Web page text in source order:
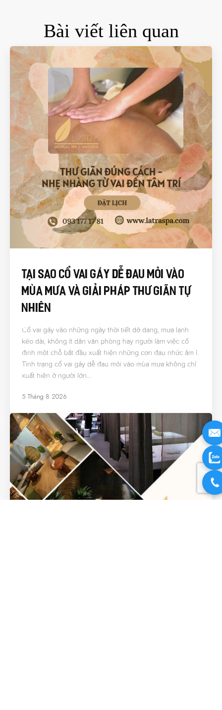
Bài viết liên quan
Tại Sao Cổ Vai Gáy Dễ Đau Mỏi Vào
Mùa Mưa Và Giải Pháp Thư Giãn Tự
Nhiên
Cổ vai gáy vào những ngày thời tiết dở dang, mưa lạnh
kéo dài, không ít dân văn phòng hay người làm việc cố
định một chỗ bắt đầu xuất hiện những cơn đau nhức âm ỉ.
Tình trạng cổ vai gáy dễ đau mỏi vào mùa mưa không chỉ
xuất hiện ở người lớn…
5 Tháng 8 2026